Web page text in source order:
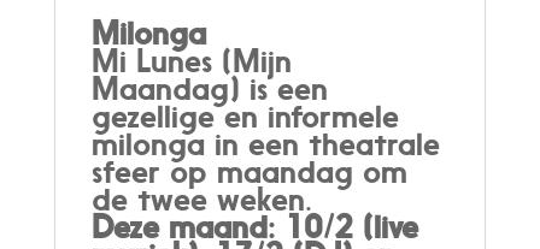
Milonga
Mi Lunes (Mijn
Maandag) is een
gezellige en informele
milonga in een theatrale
sfeer op maandag om
de twee weken.
Deze maand: 10/2 (live